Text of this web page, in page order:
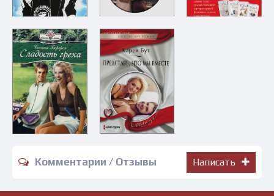
Комментарии / Отзывы Написать